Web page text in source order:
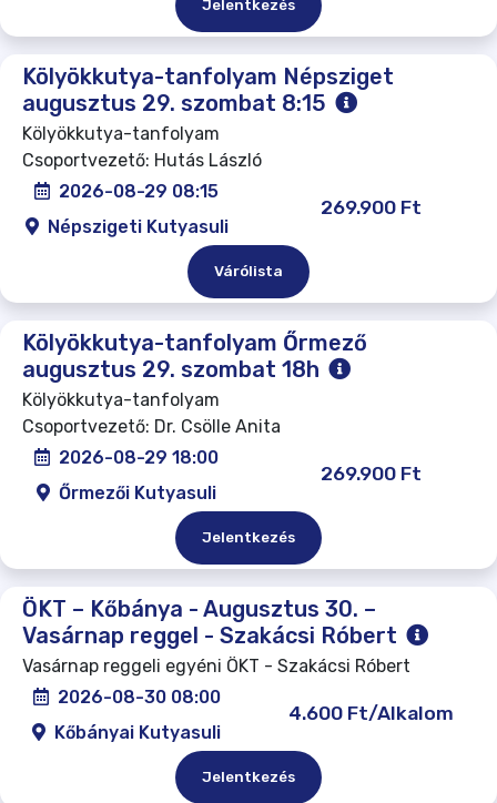
Jelentkezés
Kölyökkutya-tanfolyam Népsziget
augusztus 29. szombat 8:15
Kölyökkutya-tanfolyam
Csoportvezető: Hutás László
2026-08-29 08:15
Népszigeti Kutyasuli
269.900 Ft
Várólista
Kölyökkutya-tanfolyam Őrmező
augusztus 29. szombat 18h
Kölyökkutya-tanfolyam
Csoportvezető: Dr. Csölle Anita
2026-08-29 18:00
Őrmezői Kutyasuli
269.900 Ft
Jelentkezés
ÖKT – Kőbánya - Augusztus 30. –
Vasárnap reggel - Szakácsi Róbert
Vasárnap reggeli egyéni ÖKT - Szakácsi Róbert
2026-08-30 08:00
Kőbányai Kutyasuli
4.600 Ft/Alkalom
Jelentkezés